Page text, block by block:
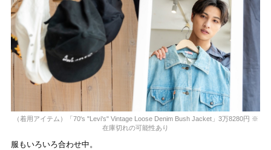
（着用アイテム）「70's "Levi's" Vintage Loose Denim Bush Jacket」3万8280円 ※
在庫切れの可能性あり
服もいろいろ合わせ中。